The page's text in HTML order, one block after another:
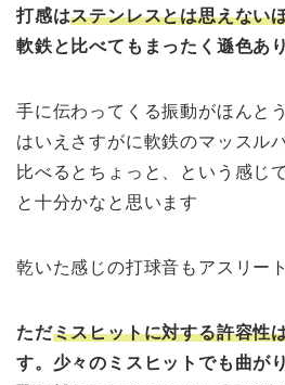
打感はステンレスとは思えない
軟鉄と比べてもまったく遜色あ
手に伝わってくる振動がほんと
はいえさすがに軟鉄のマッスル
比べるとちょっと、という感じ
と十分かなと思います
乾いた感じの打球音もアスリー
ただミスヒットに対する許容性
す。少々のミスヒットでも曲が